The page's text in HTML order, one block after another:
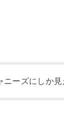
ーズにしか見